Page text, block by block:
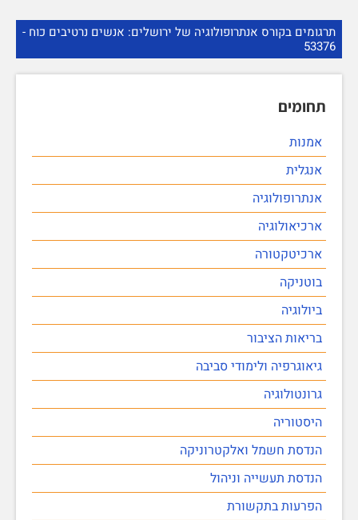
תרגומים בקורס אנתרופולוגיה של ירושלים: אנשים נרטיבים כוח -
53376
תחומים
אמנות
אנגלית
אנתרופולוגיה
ארכיאולוגיה
ארכיטקטורה
בוטניקה
ביולוגיה
בריאות הציבור
גיאוגרפיה ולימודי סביבה
גרונטולוגיה
היסטוריה
הנדסת חשמל ואלקטרוניקה
הנדסת תעשייה וניהול
הפרעות בתקשורת